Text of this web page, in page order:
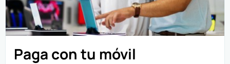
Paga con tu móvil